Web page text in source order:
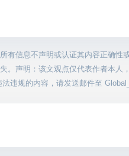
有信息不声明或认证其内容正确性
。声明：该文观点仅代表作者本
违规的内容，请发送邮件至